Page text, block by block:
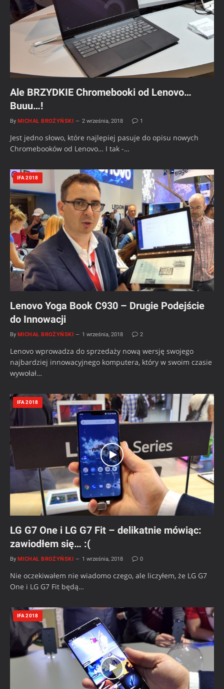
Ale BRZYDKIE Chromebooki od Lenovo…
Buuu…!
By MICHAŁ BROŻYŃSKI 2 września, 2018 1
Jest jedno słowo, które najlepiej pasuje do opisu nowych
Chromebooków od Lenovo… I tak -…
IFA 2018
Lenovo Yoga Book C930 – Drugie Podejście
do Innowacji
By MICHAŁ BROŻYŃSKI 1 września, 2018 2
Lenovo wprowadza do sprzedaży nową wersję swojego
najbardziej innowacyjnego komputera, który w swoim czasie
wywołał…
IFA 2018
LG G7 One i LG G7 Fit – delikatnie mówiąc:
zawiodłem się… :(
By MICHAŁ BROŻYŃSKI 1 września, 2018 0
Nie oczekiwałem nie wiadomo czego, ale liczyłem, że LG G7
One i LG G7 Fit będą…
IFA 2018